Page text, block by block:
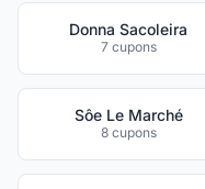
Donna Sacoleira
7 cupons
Sôe Le Marché
8 cupons